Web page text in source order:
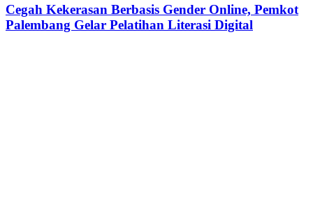
Siap
Tampil
Berbasis
Gender
Online,
Cegah Kekerasan Berbasis Gender Online, Pemkot
Palembang Gelar Pelatihan Literasi Digital